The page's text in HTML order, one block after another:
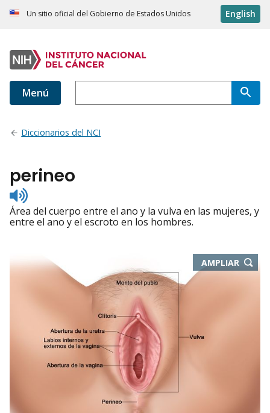
Un sitio oficial del Gobierno de Estados Unidos English
Menú
Diccionarios del NCI
perineo
Listen
to
pronunciation
Área del cuerpo entre el ano y la vulva en las mujeres, y
entre el ano y el escroto en los hombres.
AMPLIAR-
ABRE